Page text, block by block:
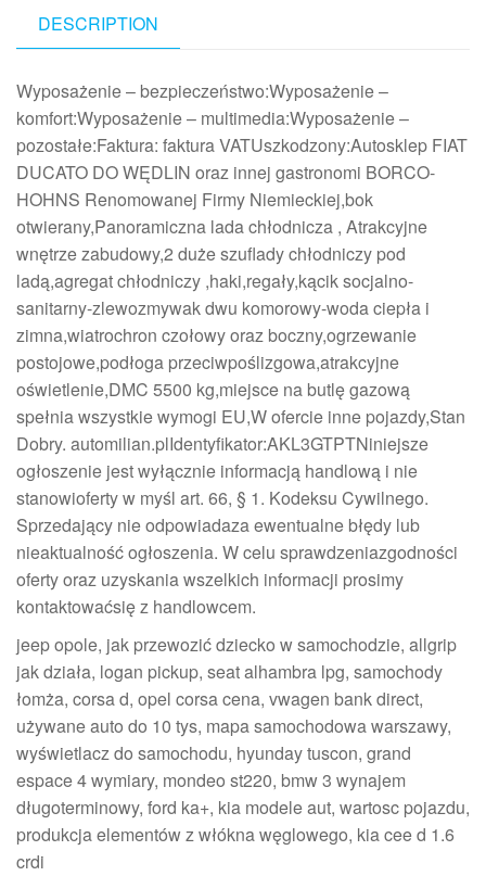
DESCRIPTION
Wyposażenie – bezpieczeństwo:Wyposażenie –
komfort:Wyposażenie – multimedia:Wyposażenie –
pozostałe:Faktura: faktura VATUszkodzony:Autosklep FIAT
DUCATO DO WĘDLIN oraz innej gastronomi BORCO-
HOHNS Renomowanej Firmy Niemieckiej,bok
otwierany,Panoramiczna lada chłodnicza , Atrakcyjne
wnętrze zabudowy,2 duże szuflady chłodniczy pod
ladą,agregat chłodniczy ,haki,regały,kącik socjalno-
sanitarny-zlewozmywak dwu komorowy-woda ciepła i
zimna,wiatrochron czołowy oraz boczny,ogrzewanie
postojowe,podłoga przeciwpoślizgowa,atrakcyjne
oświetlenie,DMC 5500 kg,miejsce na butlę gazową
spełnia wszystkie wymogi EU,W ofercie inne pojazdy,Stan
Dobry. automilian.plIdentyfikator:AKL3GTPTNiniejsze
ogłoszenie jest wyłącznie informacją handlową i nie
stanowioferty w myśl art. 66, § 1. Kodeksu Cywilnego.
Sprzedający nie odpowiadaza ewentualne błędy lub
nieaktualność ogłoszenia. W celu sprawdzeniazgodności
oferty oraz uzyskania wszelkich informacji prosimy
kontaktowaćsię z handlowcem.
jeep opole, jak przewozić dziecko w samochodzie, allgrip
jak działa, logan pickup, seat alhambra lpg, samochody
łomża, corsa d, opel corsa cena, vwagen bank direct,
używane auto do 10 tys, mapa samochodowa warszawy,
wyświetlacz do samochodu, hyunday tuscon, grand
espace 4 wymiary, mondeo st220, bmw 3 wynajem
długoterminowy, ford ka+, kia modele aut, wartosc pojazdu,
produkcja elementów z włókna węglowego, kia cee d 1.6
crdi